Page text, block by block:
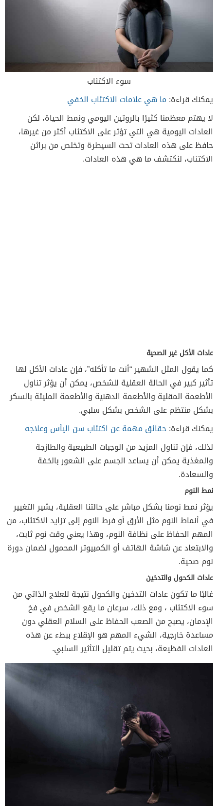
سوء الاكتئاب
يمكنك قراءة:ما هي علامات الاكتئاب الخفي
لا يهتم معظمنا كثيرًا بالروتين اليومي ونمط الحياة، لكن
العادات اليومية هي التي تؤثر على الاكتئاب أكثر من غيرها،
حافظ على هذه العادات تحت السيطرة وتخلص من براثن
الاكتئاب، لنكتشف ما هي هذه العادات.
عادات الأكل غير الصحية
كما يقول المثل الشهير “أنت ما تأكله”، فإن عادات الأكل لها
تأثير كبير في الحالة العقلية للشخص، يمكن أن يؤثر تناول
الأطعمة المقلية والأطعمة الدهنية والأطعمة المليئة بالسكر
بشكل منتظم على الشخص بشكل سلبي.
يمكنك قراءة:حقائق مهمة عن اكتئاب سن اليأس وعلاجه
لذلك، فإن تناول المزيد من الوجبات الطبيعية والطازجة
والمغذية يمكن أن يساعد الجسم على الشعور بالخفة
والسعادة.
نمط النوم
يؤثر نمط نومنا بشكل مباشر على حالتنا العقلية، يشير التغيير
في أنماط النوم مثل الأرق أو فرط النوم إلى تزايد الاكتئاب، من
المهم الحفاظ على نظافة النوم، وهذا يعني وقت نوم ثابت،
والابتعاد عن شاشة الهاتف أو الكمبيوتر المحمول لضمان دورة
نوم صحية.
عادات الكحول والتدخين
غالبًا ما تكون عادات التدخين والكحول نتيجة للعلاج الذاتي من
سوء الاكتئاب ، ومع ذلك، سرعان ما يقع الشخص في فخ
الإدمان، يصبح من الصعب الحفاظ على السلام العقلي دون
مساعدة خارجية، الشيء المهم هو الإقلاع ببطء عن هذه
العادات الفظيعة، بحيث يتم تقليل التأثير السلبي.